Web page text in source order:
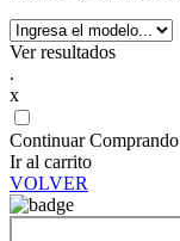
Ver resultados
.
x
Continuar Comprando
Ir al carrito
VOLVER